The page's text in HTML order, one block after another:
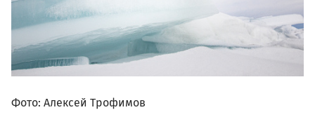
Фото: Алексей Трофимов